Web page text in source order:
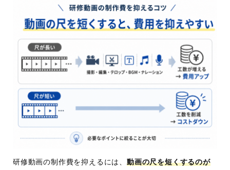
研修動画の制作費を抑えるには、 動画の尺を短くするのが